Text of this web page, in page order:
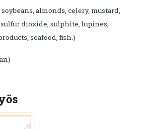
almonds, celery, mustard,
sulfur dioxide, sulphite, lupines,
seafood, fish.)